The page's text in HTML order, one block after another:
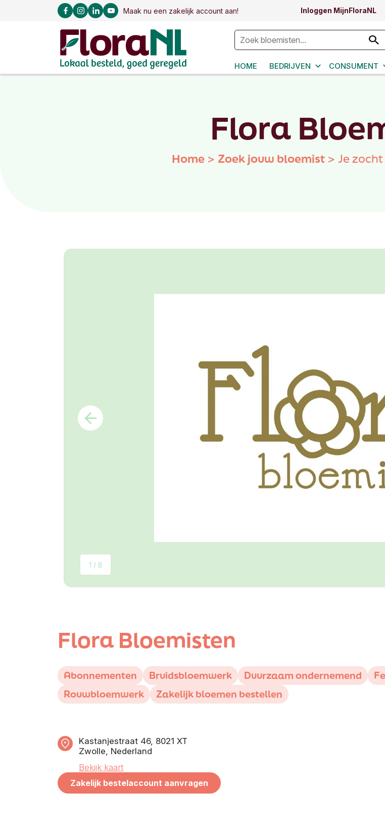
Maak nu een zakelijk account aan! Inloggen MijnFloraNL
HOME BEDRIJVEN CONSUMENT
Flora
Home> Zoek jouw bloemist> Je
1 / 8
Flora Bloemisten
Abonnementen Bruidsbloemwerk Duurzaam ondernemend
Rouwbloemwerk
Zakelijk bloemen bestellen
Kastanjestraat 46, 8021 XT
Zwolle, Nederland
Bekijk kaart
Zakelijk bestelaccount aanvragen